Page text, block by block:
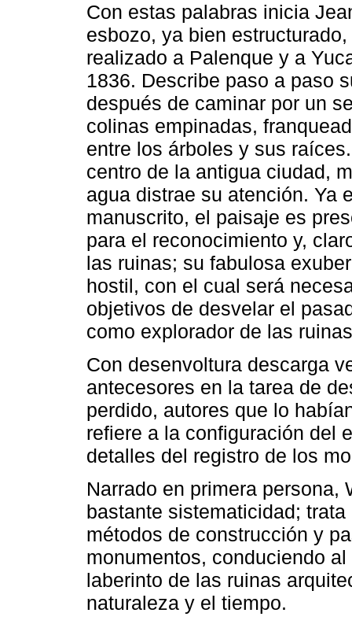
Con estas palabras inicia
esbozo, ya bien
realizado a Palenque y a
1836. Describe paso a paso
después de caminar por un
colinas empinadas,
entre los árboles y sus
centro de la antigua ciudad,
agua distrae su atención. Ya
manuscrito, el paisaje es
para el reconocimiento y,
las ruinas; su fabulosa
hostil, con el cual será
objetivos de desvelar el
como explorador de las
Con desenvoltura descarga
antecesores en la tarea de
perdido, autores que lo
refiere a la configuración del
detalles del registro de los
Narrado en primera persona,
bastante sistematicidad;
métodos de construcción y
monumentos, conduciendo
laberinto de las ruinas
naturaleza y el tiempo.